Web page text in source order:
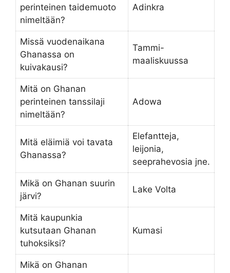
perinteinen taidemuoto
nimeltään?
Adinkra
Missä vuodenaikana
Ghanassa on
kuivakausi?
Tammi-
maaliskuussa
Mitä on Ghanan
perinteinen tanssilaji
nimeltään?
Adowa
Mitä eläimiä voi tavata
Ghanassa?
Elefantteja,
leijonia,
seeprahevosia jne.
Mikä on Ghanan suurin
järvi?
Lake Volta
Mitä kaupunkia
kutsutaan Ghanan
tuhoksiksi?
Kumasi
Mikä on Ghanan